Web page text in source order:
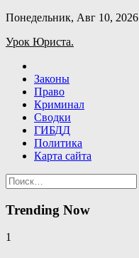
Skip
content
Понедельник, Авг 10, 2026
Урок Юриста.
Законы
Право
Криминал
Сводки
ГИБДД
Политика
Карта сайта
Найти:
Trending Now
1